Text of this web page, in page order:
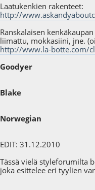
Laatukenkien rakenteet:
http://
Ranskalaisen
liimattu, mokkasiini, jne.
http://www.la-botte.com/
Goodyer
Blake
Norwegian
EDIT: 31.12.2010
Tässä vielä styleforumilta
joka esittelee eri tyylien